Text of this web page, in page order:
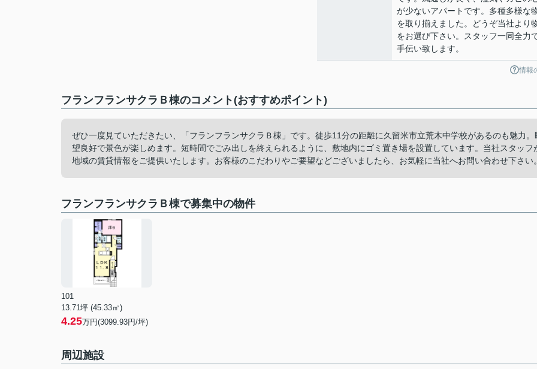
が少ないアパートです。多種多様な
を取り揃えました。どうぞ当社より
をお選び下さい。スタッフ一同全力
手伝い致します。
情報
フランフランサクラＢ棟のコメント(おすすめポイント)
ぜひ一度見ていただきたい、「フランフランサクラＢ棟」です。徒歩11分の距離に久留米市立荒木中学校があるのも魅力。
望良好で景色が楽しめます。短時間でごみ出しを終えられるように、敷地内にゴミ置き場を設置しています。当社スタッフ
地域の賃貸情報をご提供いたします。お客様のこだわりやご要望などございましたら、お気軽に当社へお問い合わせ下さい
フランフランサクラＢ棟で募集中の物件
101
13.71坪 (45.33㎡)
4.25万円(3099.93円/坪)
周辺施設